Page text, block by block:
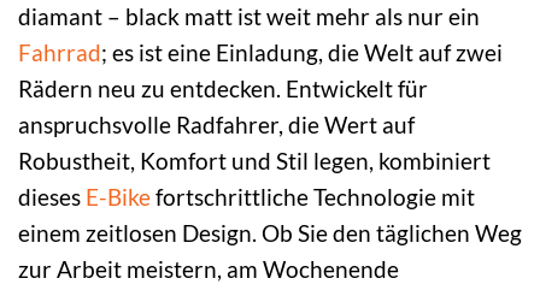
diamant – black matt ist weit mehr als nur ein
Fahrrad; es ist eine Einladung, die Welt auf zwei
Rädern neu zu entdecken. Entwickelt für
anspruchsvolle Radfahrer, die Wert auf
Robustheit, Komfort und Stil legen, kombiniert
dieses E-Bikefortschrittliche Technologie mit
einem zeitlosen Design. Ob Sie den täglichen Weg
zur Arbeit meistern, am Wochenende